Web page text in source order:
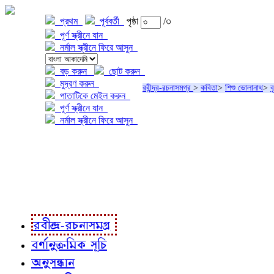
প্রথম পূর্ববর্তী পৃষ্ঠা
/৩
পূর্ণ স্ক্রীনে যান
নর্মাল স্ক্রীনে ফিরে আসুন
বড় করুন
ছোট করুন
মুদ্রণ করুন
পাতাটিকে মেইল করুন
পূর্ণ স্ক্রীনে যান
নর্মাল স্ক্রীনে ফিরে আসুন
রবীন্দ্র-রচনাসমগ্র > কবিতা> শিশু ভোলানাথ>
রবীন্দ্র-রচনাসমগ্র
বর্ণানুক্রমিক সূচি
অনুসন্ধান